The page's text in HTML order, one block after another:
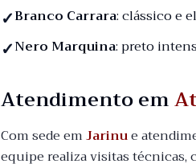
Branco Carrara: clássico e
Nero Marquina: preto
Atendimento em
Com sede emJarinue
equipe realiza visitas técnicas,